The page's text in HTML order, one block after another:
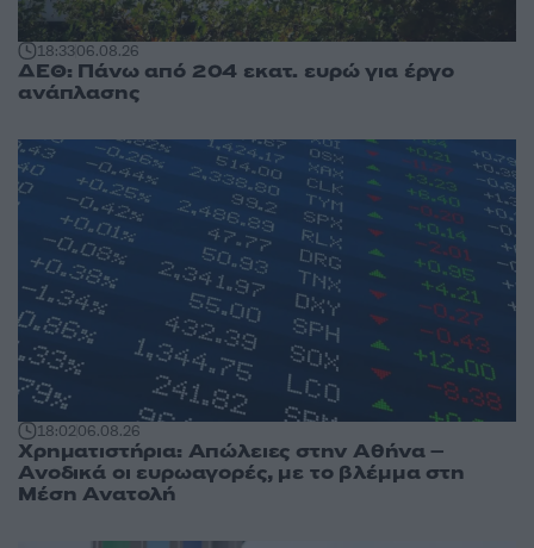
18:3306.08.26
ΔΕΘ: Πάνω από 204 εκατ. ευρώ για έργο
ανάπλασης
18:0206.08.26
Χρηματιστήρια: Απώλειες στην Αθήνα –
Ανοδικά οι ευρωαγορές, με το βλέμμα στη
Μέση Ανατολή